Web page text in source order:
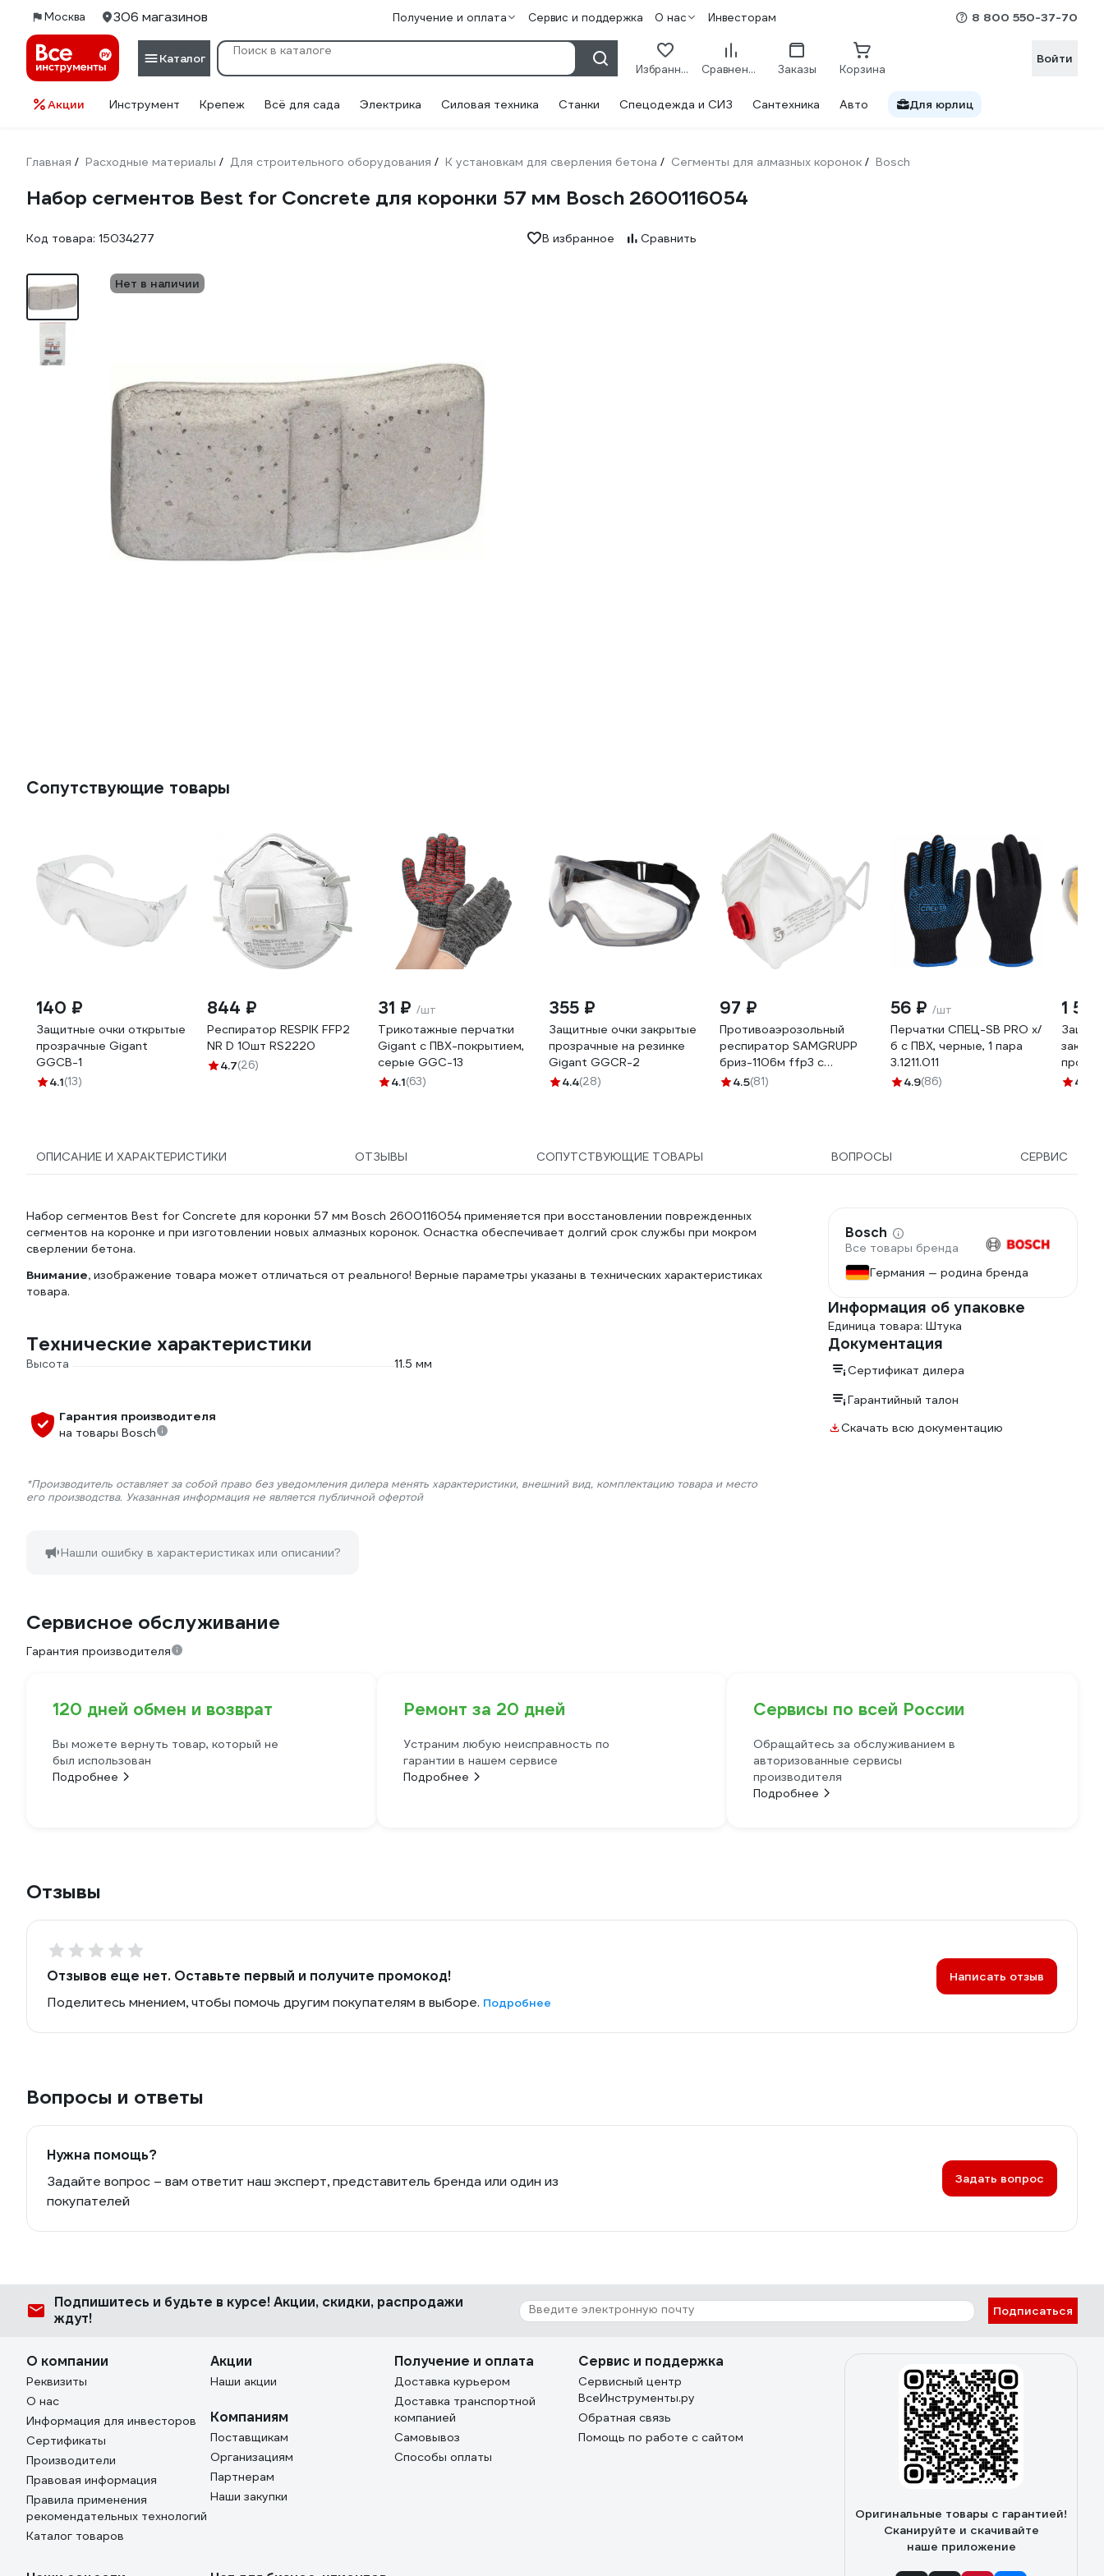
Москва 306 магазинов Получение и оплата Сервис и поддержка О нас Инвесторам 8 800 550-37-70
Каталог
Избранное Сравнение Заказы Корзина
Войти
Акции Инструмент Крепеж Всё для сада Электрика Силовая техника Станки Спецодежда и СИЗ Сантехника Авто Для юрлиц
Главная / Расходные материалы / Для строительного оборудования / К установкам для сверления бетона / Сегменты для алмазных коронок / Bosch
Набор сегментов Best for Concrete для коронки 57 мм Bosch 2600116054
Код товара: 15034277 В избранное Сравнить
Нет в наличии
Сопутствующие товары
140 ₽
Защитные очки открытые
прозрачные Gigant
GGСB-1
4.1(13)
844 ₽
Респиратор RESPIK FFP2
NR D 10шт RS2220
4.7(26)
31 ₽ /шт
Трикотажные перчатки
Gigant с ПВХ-покрытием,
серые GGC-13
4.1(63)
355 ₽
Защитные очки закрытые
прозрачные на резинке
Gigant GGСR-2
4.4(28)
97 ₽
Противоаэрозольный
респиратор SAMGRUPP
бриз-1106м ffp3 с
клапаном SR-07201106М
4.5(81)
56 ₽ /шт
Перчатки СПЕЦ-SB PRO х/
б с ПВХ, черные, 1 пара
3.1211.011
4.9(86)
1
024.5
ОПИСАНИЕ И ХАРАКТЕРИСТИКИ ОТЗЫВЫ СОПУТСТВУЮЩИЕ ТОВАРЫ ВОПРОСЫ СЕРВИС
Набор сегментов Best for Concrete для коронки 57 мм Bosch 2600116054 применяется при восстановлении поврежденных
сегментов на коронке и при изготовлении новых алмазных коронок. Оснастка обеспечивает долгий срок службы при мокром
сверлении бетона.
Внимание, изображение товара может отличаться от реального! Верные параметры указаны в технических характеристиках
товара.
Технические характеристики
Высота 11.5 мм
Гарантия производителя
на товары Bosch
*Производитель оставляет за собой право без уведомления дилера менять характеристики, внешний вид, комплектацию товара и место
его производства. Указанная информация не является публичной офертой
Нашли ошибку в характеристиках или описании?
Bosch
Все товары бренда
Германия — родина бренда
Информация об упаковке
Единица товара: Штука
Документация
Сертификат дилера
Гарантийный талон
Скачать всю документацию
Сервисное обслуживание
Гарантия производителя
120 дней обмен и возврат
Вы можете вернуть товар, который не
был использован
Подробнее
Ремонт за 20 дней
Устраним любую неисправность по
гарантии в нашем сервисе
Подробнее
Сервисы по всей России
Обращайтесь за обслуживанием в
авторизованные сервисы
производителя
Подробнее
Отзывы
Отзывов еще нет. Оставьте первый и получите промокод!
Поделитесь мнением, чтобы помочь другим покупателям в выборе. Подробнее
Написать отзыв
Вопросы и ответы
Нужна помощь?
Задайте вопрос – вам ответит наш эксперт, представитель бренда или один из
покупателей
Задать вопрос
Подпишитесь и будьте в курсе! Акции, скидки, распродажи
ждут!
Подписаться
О компании
Реквизиты
О нас
Информация для инвесторов
Сертификаты
Производители
Правовая информация
Правила применения
рекомендательных технологий
Каталог товаров
Акции
Наши акции
Компаниям
Поставщикам
Организациям
Партнерам
Наши закупки
Получение и оплата
Доставка курьером
Доставка транспортной
компанией
Самовывоз
Способы оплаты
Сервис и поддержка
Сервисный центр
ВсеИнструменты.ру
Обратная связь
Помощь по работе с сайтом
Оригинальные товары с гарантией!
Сканируйте и скачивайте
наше приложение